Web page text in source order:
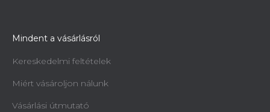
Mindent a vásárlásról
Kereskedelmi feltételek
Miért vásároljon nálunk
Vásárlási útmutató